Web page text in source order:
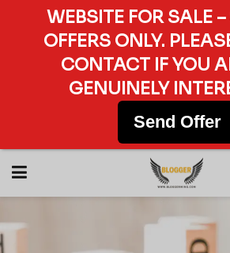
WEBSITE FOR SALE
OFFERS ONLY.
CONTACT IF YOU
GENUINELY
Send Offer